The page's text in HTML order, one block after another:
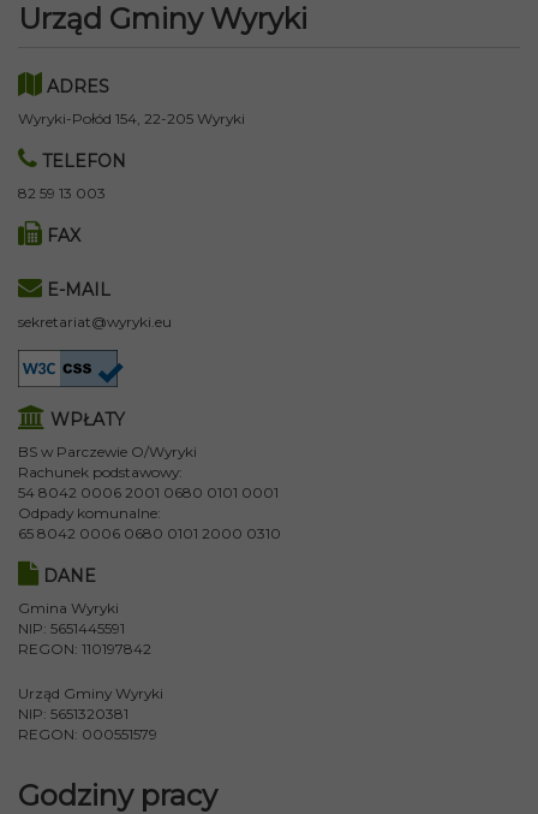
Urząd Gminy Wyryki
ADRES
Wyryki-Połód 154, 22-205 Wyryki
TELEFON
82 59 13 003
FAX
E-MAIL
sekretariat@wyryki.eu
WPŁATY
BS w Parczewie O/Wyryki
Rachunek podstawowy:
54 8042 0006 2001 0680 0101 0001
Odpady komunalne:
65 8042 0006 0680 0101 2000 0310
DANE
Gmina Wyryki
NIP: 5651445591
REGON: 110197842
Urząd Gminy Wyryki
NIP: 5651320381
REGON: 000551579
Godziny pracy